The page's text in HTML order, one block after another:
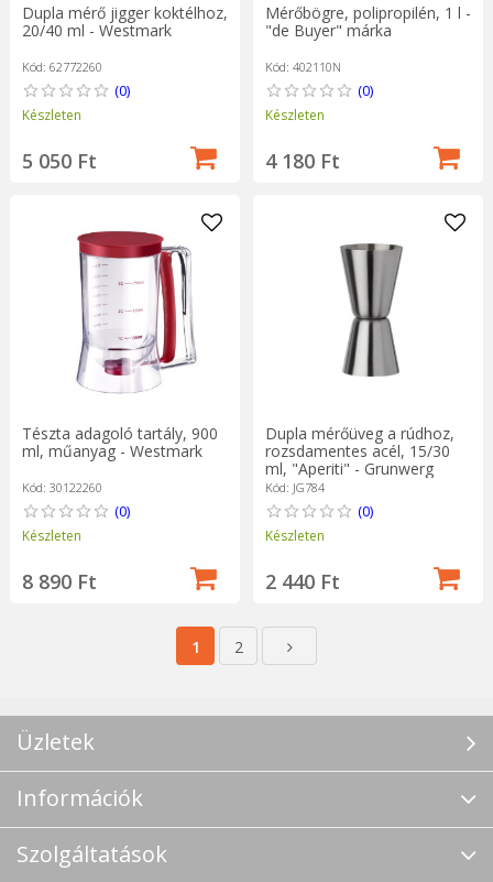
Dupla mérő jigger koktélhoz,
20/40 ml - Westmark
Kód: 62772260
(0)
Készleten
5 050 Ft
Mérőbögre, polipropilén, 1 l -
"de Buyer" márka
Kód: 402110N
(0)
Készleten
4 180 Ft
Tészta adagoló tartály, 900
ml, műanyag - Westmark
Kód: 30122260
(0)
Készleten
8 890 Ft
Dupla mérőüveg a rúdhoz,
rozsdamentes acél, 15/30
ml, "Aperiti" - Grunwerg
Kód: JG784
(0)
Készleten
2 440 Ft
1 2
Üzletek
Információk
Szolgáltatások